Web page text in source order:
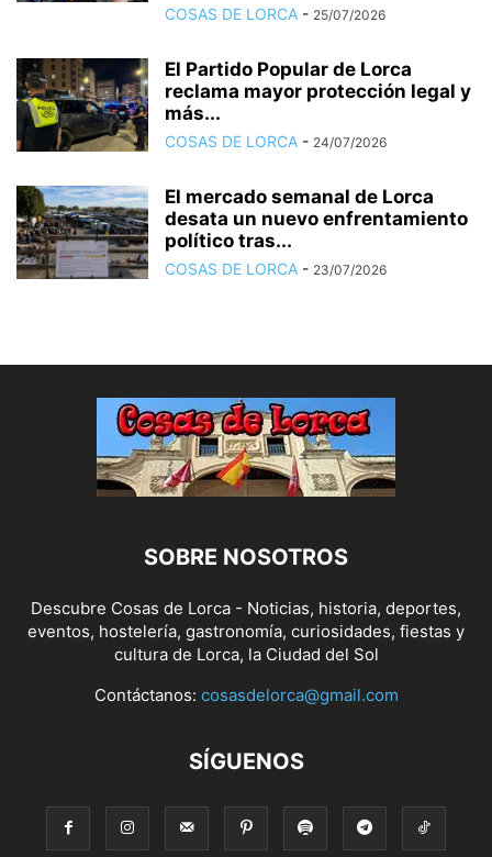
COSAS DE LORCA - 25/07/2026
El Partido Popular de Lorca
reclama mayor protección legal y
más...
COSAS DE LORCA - 24/07/2026
El mercado semanal de Lorca
desata un nuevo enfrentamiento
político tras...
COSAS DE LORCA - 23/07/2026
SOBRE NOSOTROS
Descubre Cosas de Lorca - Noticias, historia, deportes,
eventos, hostelería, gastronomía, curiosidades, fiestas y
cultura de Lorca, la Ciudad del Sol
Contáctanos: cosasdelorca@gmail.com
SÍGUENOS